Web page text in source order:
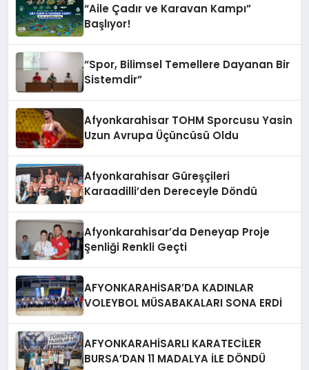
“Aile Çadır ve Karavan Kampı”
Başlıyor!
“Spor, Bilimsel Temellere Dayanan Bir
Sistemdir”
Afyonkarahisar TOHM Sporcusu Yasin
Uzun Avrupa Üçüncüsü Oldu
Afyonkarahisar Güreşçileri
Karaadilli’den Dereceyle Döndü
Afyonkarahisar’da Deneyap Proje
Şenliği Renkli Geçti
AFYONKARAHİSAR’DA KADINLAR
VOLEYBOL MÜSABAKALARI SONA ERDİ
AFYONKARAHİSARLI KARATECİLER
BURSA’DAN 11 MADALYA İLE DÖNDÜ